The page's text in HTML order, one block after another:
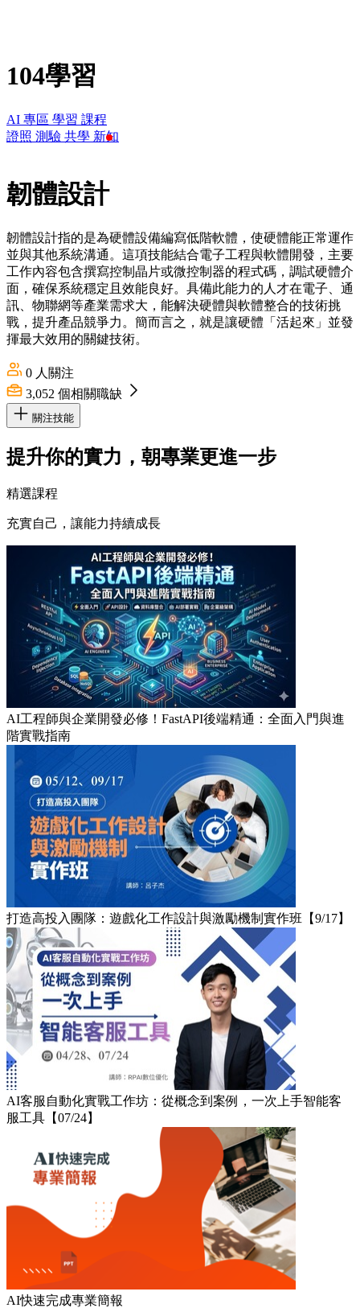
104學習
AI 專區 學習 課程
證照 測驗 共學 新知
韌體設計
韌體設計指的是為硬體設備編寫低階軟體，使硬體能正常運作
並與其他系統溝通。這項技能結合電子工程與軟體開發，主要
工作內容包含撰寫控制晶片或微控制器的程式碼，調試硬體介
面，確保系統穩定且效能良好。具備此能力的人才在電子、通
訊、物聯網等產業需求大，能解決硬體與軟體整合的技術挑
戰，提升產品競爭力。簡而言之，就是讓硬體「活起來」並發
揮最大效用的關鍵技術。
0 人關注
3,052 個相關職缺
關注技能
提升你的實力，朝專業更進一步
精選課程
充實自己，讓能力持續成長
AI工程師與企業開發必修！FastAPI後端精通：全面入門與進
階實戰指南
打造高投入團隊：遊戲化工作設計與激勵機制實作班【9/17】
AI客服自動化實戰工作坊：從概念到案例，一次上手智能客
服工具【07/24】
AI快速完成專業簡報